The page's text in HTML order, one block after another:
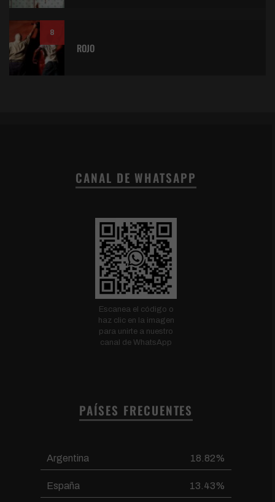
8
ROJO
CANAL DE WHATSAPP
Escanea el código o
haz clic en la imagen
para unirte a nuestro
canal de WhatsApp
PAÍSES FRECUENTES
Argentina 18.82%
España 13.43%